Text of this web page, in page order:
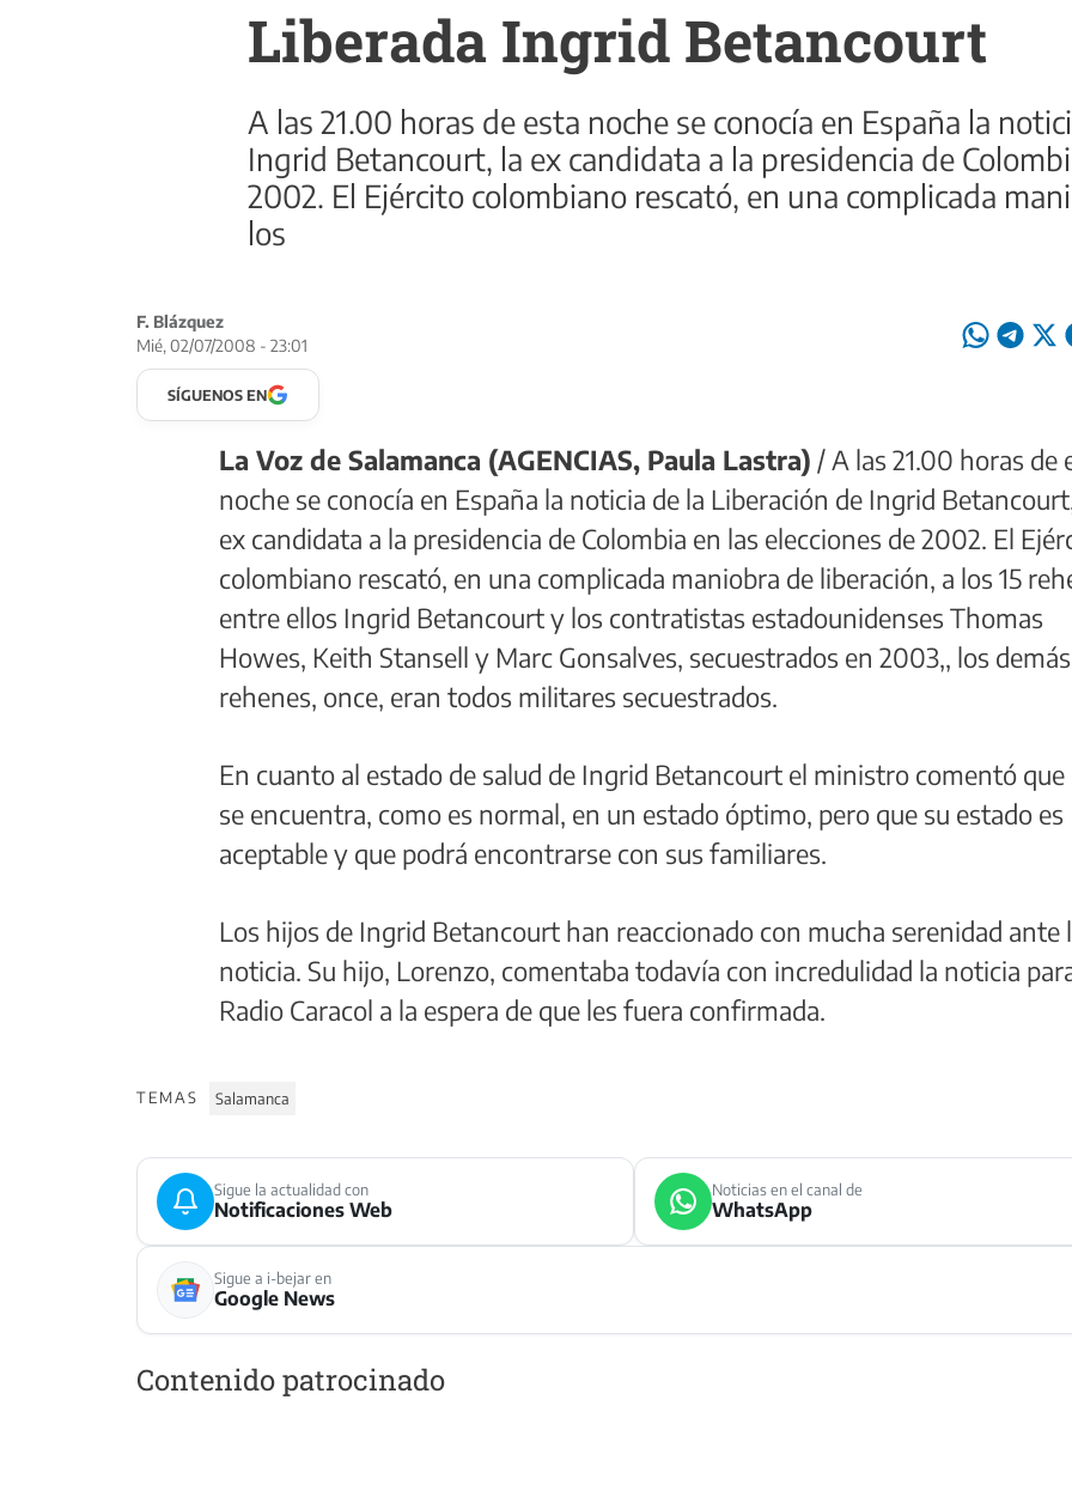
Liberada Ingrid Betancourt
A las 21.00 horas de esta noche se conocía en España la
Ingrid Betancourt, la ex candidata a la presidencia de
2002. El Ejército colombiano rescató, en una complicada
los
F. Blázquez
Mié, 02/07/2008 - 23:01
SÍGUENOS EN
La Voz de Salamanca (AGENCIAS, Paula Lastra) / A las 21.00 horas de
noche se conocía en España la noticia de la Liberación de Ingrid
ex candidata a la presidencia de Colombia en las elecciones de 2002. El
colombiano rescató, en una complicada maniobra de liberación, a los 15
entre ellos Ingrid Betancourt y los contratistas estadounidenses Thomas
Howes, Keith Stansell y Marc Gonsalves, secuestrados en 2003,, los demás
rehenes, once, eran todos militares secuestrados.
En cuanto al estado de salud de Ingrid Betancourt el ministro comentó que
se encuentra, como es normal, en un estado óptimo, pero que su estado es
aceptable y que podrá encontrarse con sus familiares.
Los hijos de Ingrid Betancourt han reaccionado con mucha serenidad ante
noticia. Su hijo, Lorenzo, comentaba todavía con incredulidad la noticia
Radio Caracol a la espera de que les fuera confirmada.
TEMAS Salamanca
Sigue la actualidad con
Notificaciones Web
Noticias en el canal de
WhatsApp
Sigue a i-bejar en
Google News
Contenido patrocinado